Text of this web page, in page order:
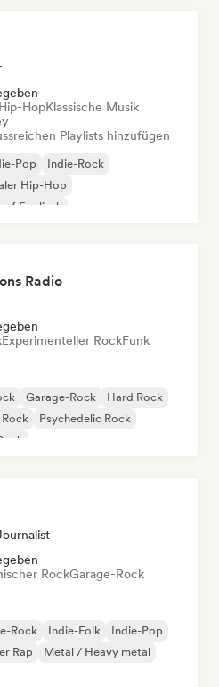
HopKlassische Musik
Playlists hinzufügen
Pop
Indie-Rock
Hip-Hop
Englisch
Radio
Experimenteller RockFunk
Garage-Rock
Hard Rock
Psychedelic Rock
RockGarage-Rock
Rock Indie-Folk
Indie-Pop
Rap
Metal / Heavy metal